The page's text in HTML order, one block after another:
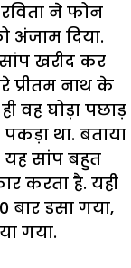
ने फोन
अंजाम दिया.
खरीद कर
प्रीतम नाथ के
वह घोड़ा पछाड़
था. बताया
यह सांप बहुत
करता है. यही
बार डसा गया,
गया.